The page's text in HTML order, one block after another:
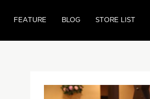
FEATURE BLOG STORE LIST